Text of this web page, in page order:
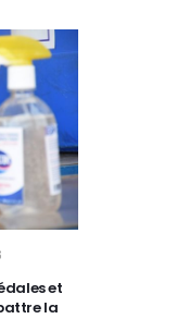
et
la